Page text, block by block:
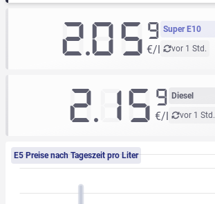
Super E10
vor 1 Std.
2.059
€/l
Diesel
vor 1 Std.
2.15 9
€/l
E5 Preise nach Tageszeit pro Liter